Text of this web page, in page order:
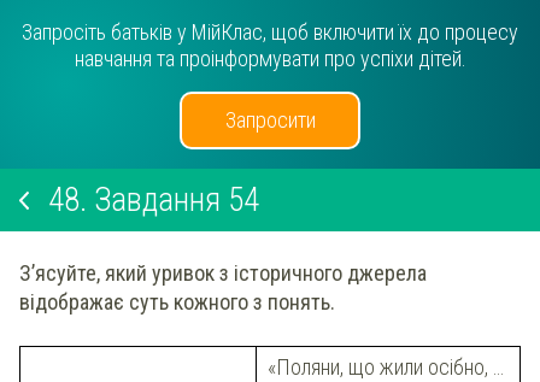
Запросіть батьків у МійКлас, щоб включити їх до процесу
навчання та проінформувати про успіхи дітей.
Запросити
48. Завдання 54
З’ясуйте, який уривок з історичного джерела
відображає суть кожного з понять.
«Поляни, що жили осібно, …